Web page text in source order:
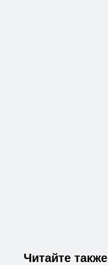
Читайте также